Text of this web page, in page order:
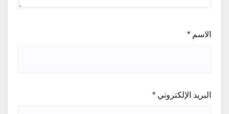
الاسم *
البريد الإلكتروني *